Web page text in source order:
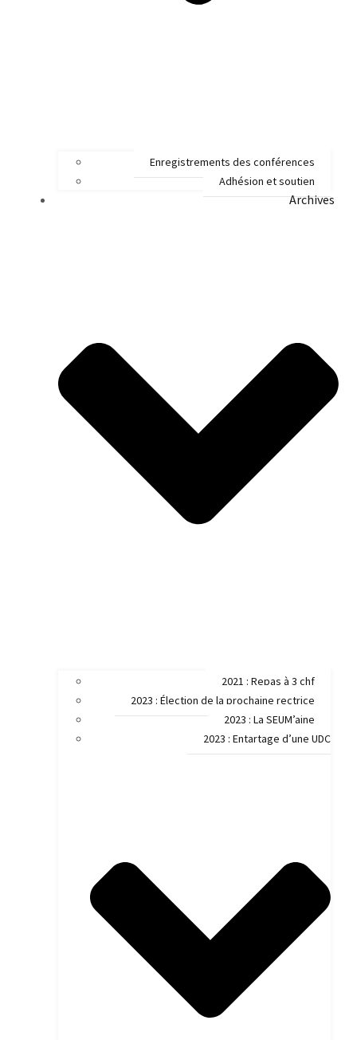
Enregistrements des conférences
Adhésion et soutien
Archives
2021 : Repas à 3 chf
2023 : Élection de la prochaine rectrice
2023 : La SEUM’aine
2023 : Entartage d’une UDC